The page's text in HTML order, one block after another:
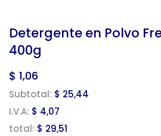
Detergente en Polvo
400g
$ 1,06
Subtotal: $ 25,44
I.V.A: $ 4,07
total: $ 29,51